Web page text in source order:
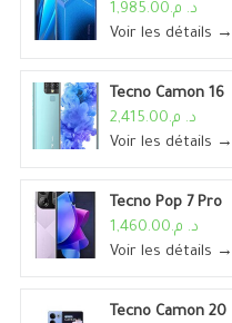
د. م.1,985.00
Voir les détails →
Tecno Camon 16
د. م.2,415.00
Voir les détails →
Tecno Pop 7 Pro
د. م.1,460.00
Voir les détails →
Tecno Camon 20